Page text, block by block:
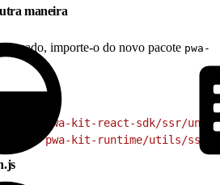
maneira
usado, importe-o do novo pacote pwa-
'pwa-kit-react-sdk/ssr/
'pwa-kit-runtime/utils/ssr-